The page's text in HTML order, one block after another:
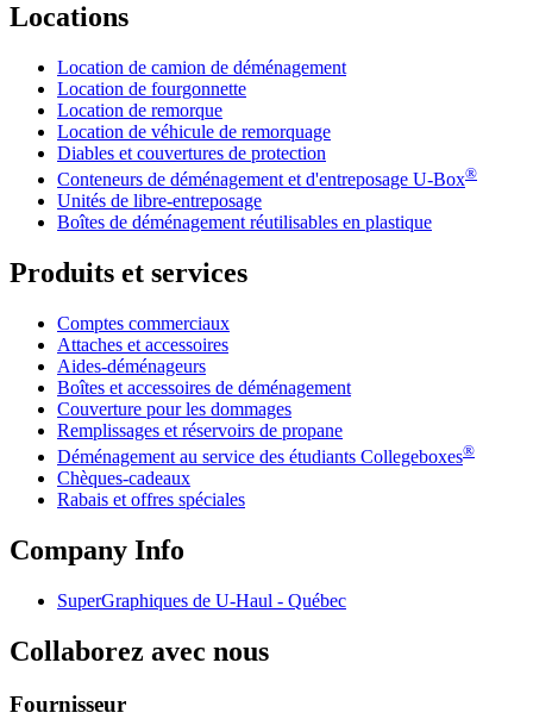
Locations
Location de camion de déménagement
Location de fourgonnette
Location de remorque
Location de véhicule de remorquage
Diables et couvertures de protection
Conteneurs de déménagement et d'entreposage U-Box®
Unités de libre-entreposage
Boîtes de déménagement réutilisables en plastique
Produits et services
Comptes commerciaux
Attaches et accessoires
Aides-déménageurs
Boîtes et accessoires de déménagement
Couverture pour les dommages
Remplissages et réservoirs de propane
Déménagement au service des étudiants Collegeboxes®
Chèques-cadeaux
Rabais et offres spéciales
Company Info
SuperGraphiques de U-Haul - Québec
Collaborez avec nous
Fournisseur